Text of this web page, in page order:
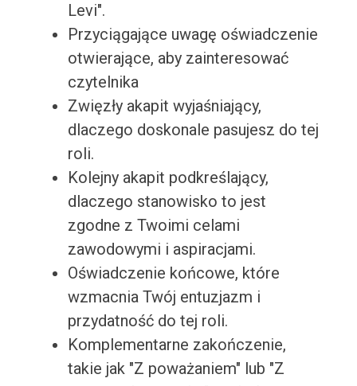
Levi".
Przyciągające uwagę oświadczenie
otwierające, aby zainteresować
czytelnika
Zwięzły akapit wyjaśniający,
dlaczego doskonale pasujesz do tej
roli.
Kolejny akapit podkreślający,
dlaczego stanowisko to jest
zgodne z Twoimi celami
zawodowymi i aspiracjami.
Oświadczenie końcowe, które
wzmacnia Twój entuzjazm i
przydatność do tej roli.
Komplementarne zakończenie,
takie jak "Z poważaniem" lub "Z